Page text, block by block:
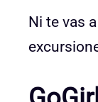
Ni te vas